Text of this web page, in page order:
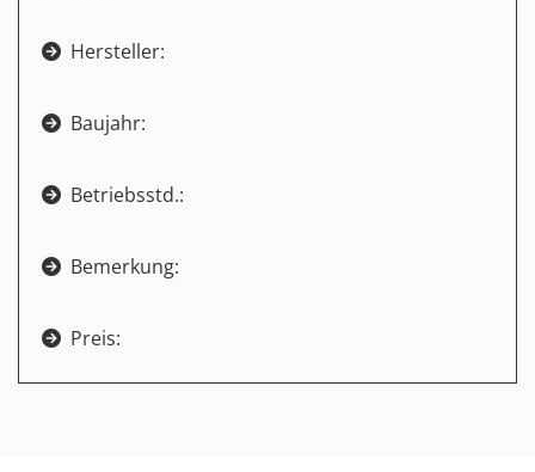
 Hersteller:
 Baujahr:
 Betriebsstd.:
 Bemerkung:
 Preis: